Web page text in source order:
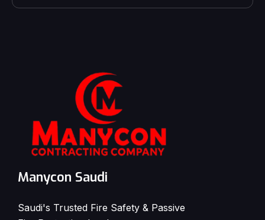
Manycon Saudi
Saudi's Trusted Fire Safety & Passive